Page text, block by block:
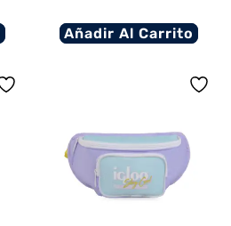
Añadir Al Carrito